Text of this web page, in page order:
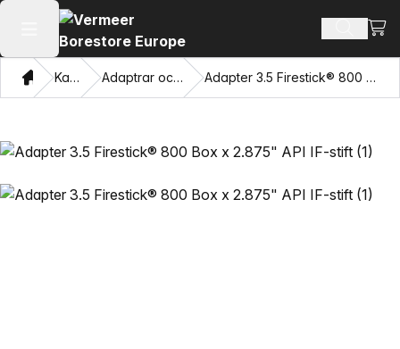
Öppna huvudmenyn Sök
Hem Katalog Adaptrar och dragögon Adapter 3.5 Firestick® 800 Box x 2.875" API IF-stift